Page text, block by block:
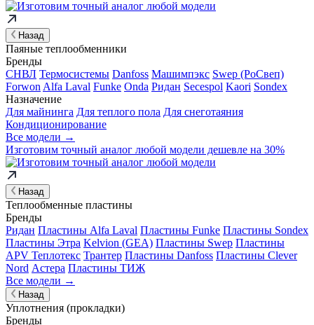
Назад
Паяные теплообменники
Бренды
СНВЛ Термосистемы Danfoss Машимпэкс Swep (РоСвеп)
Forwon Alfa Laval Funke Onda Ридан Secespol Kaori Sondex
Назначение
Для майнинга Для теплого пола Для снеготаяния
Кондиционирование
Все модели →
Изготовим точный аналог любой модели дешевле на 30%
Назад
Теплообменные пластины
Бренды
Ридан Пластины Alfa Laval Пластины Funke Пластины Sondex
Пластины Этра Kelvion (GEA) Пластины Swep Пластины
APV Теплотекс Трантер Пластины Danfoss Пластины Clever
Nord Астера Пластины ТИЖ
Все модели →
Назад
Уплотнения (прокладки)
Бренды